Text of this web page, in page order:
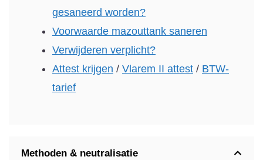
gesaneerd worden?
Voorwaarde mazouttank saneren
Verwijderen verplicht?
Attest krijgen / Vlarem II attest / BTW-
tarief
Methoden & neutralisatie